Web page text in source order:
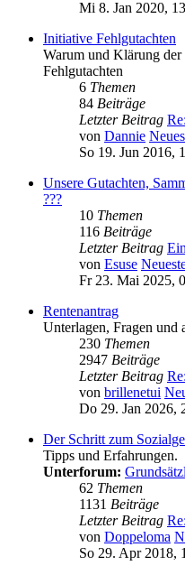
Mi 8. Jan 2020,
Initiative Fehlgutachten
Warum und Klärung
Fehlgutachten
6 Themen
84 Beiträge
Letzter Beitrag
von Dannie
So 19. Jun 2016,
Unsere Gutachten,
???
10 Themen
116 Beiträge
Letzter Beitrag
von Esuse
Fr 23. Mai 2025,
Rentenantrag
Unterlagen, Fragen und
230 Themen
2947 Beiträge
Letzter Beitrag
von brillenetui
Do 29. Jan 2026,
Der Schritt zum
Tipps und Erfahrungen.
Unterforum:
62 Themen
1131 Beiträge
Letzter Beitrag
von Doppeloma
So 29. Apr 2018,